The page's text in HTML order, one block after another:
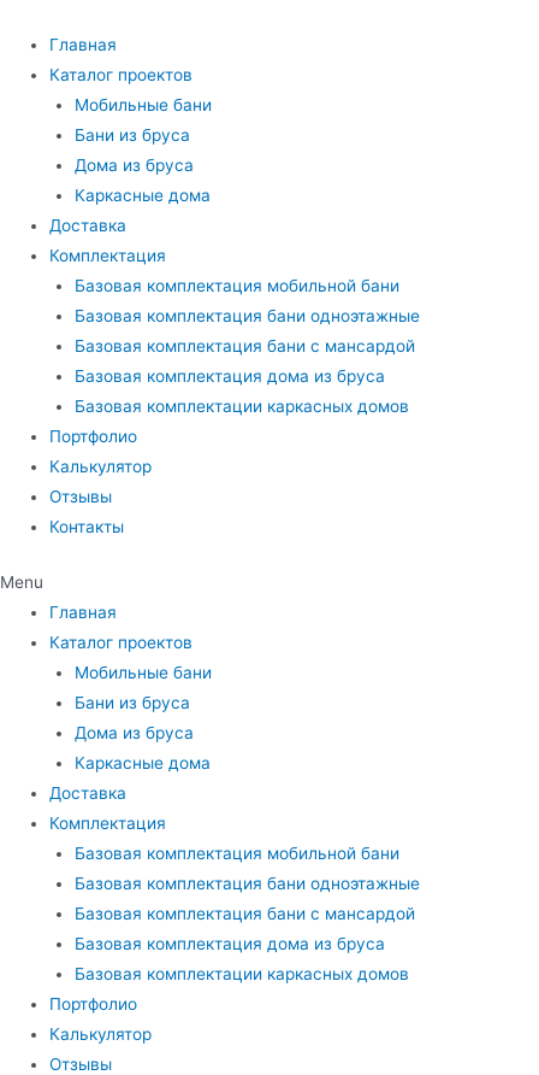
содержимому
Главная
Каталог проектов
Мобильные бани
Бани из бруса
Дома из бруса
Каркасные дома
Доставка
Комплектация
Базовая комплектация мобильной бани
Базовая комплектация бани одноэтажные
Базовая комплектация бани с мансардой
Базовая комплектация дома из бруса
Базовая комплектации каркасных домов
Портфолио
Калькулятор
Отзывы
Контакты
Menu
Главная
Каталог проектов
Мобильные бани
Бани из бруса
Дома из бруса
Каркасные дома
Доставка
Комплектация
Базовая комплектация мобильной бани
Базовая комплектация бани одноэтажные
Базовая комплектация бани с мансардой
Базовая комплектация дома из бруса
Базовая комплектации каркасных домов
Портфолио
Калькулятор
Отзывы